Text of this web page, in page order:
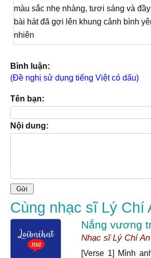
màu sắc nhẹ nhàng, tươi sáng và
bài hát đã gợi lên khung cảnh bình
nhiên
Bình luận:
(Đề nghị sử dụng tiếng Việt có dấu)
Tên bạn:
Nội dung:
Cùng nhạc sĩ Lý Chí
Nắng vương
Nhạc sĩ Lý Chí An
[Verse 1] Mình